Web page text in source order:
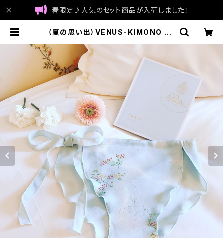
春限定♪人気のセット商品が入荷しました！
（夏の思い出）VENUS-KIMONO | F